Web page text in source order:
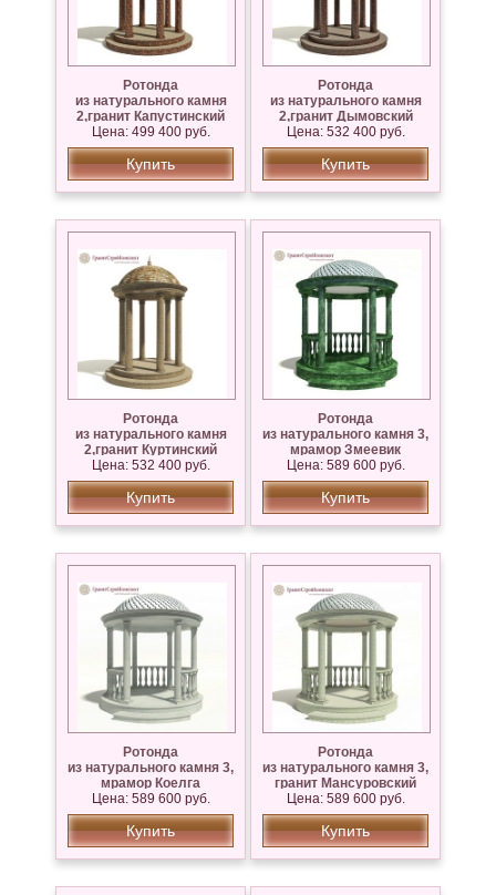
Ротонда
из натурального камня
2,гранит Капустинский
Цена: 499 400 руб.
Купить
Ротонда
из натурального камня
2,гранит Дымовский
Цена: 532 400 руб.
Купить
Ротонда
из натурального камня
2,гранит Куртинский
Цена: 532 400 руб.
Купить
Ротонда
из натурального камня 3,
мрамор Змеевик
Цена: 589 600 руб.
Купить
Ротонда
из натурального камня 3,
мрамор Коелга
Цена: 589 600 руб.
Купить
Ротонда
из натурального камня 3,
гранит Мансуровский
Цена: 589 600 руб.
Купить